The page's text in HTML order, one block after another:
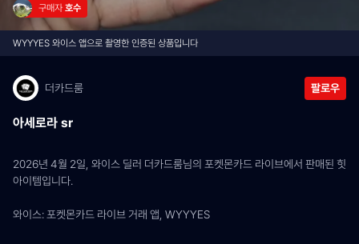
구매자 호수
WYYYES 와이스 앱으로 촬영한 인증된 상품입니다
더카드룸 팔로우
아세로라 sr
2026년 4월 2일, 와이스 딜러 더카드룸님의 포켓몬카드 라이브에서 판매된 힛
아이템입니다.
와이스: 포켓몬카드 라이브 거래 앱, WYYYES